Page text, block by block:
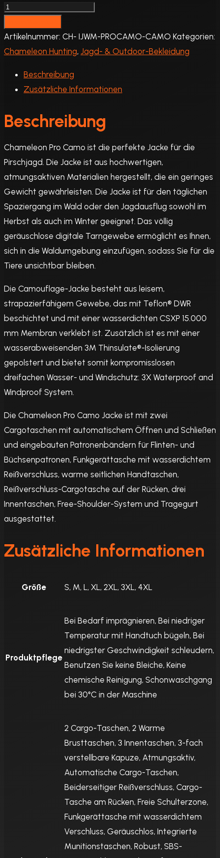
Chameleon
CAMO
Wasserdichte
Menge
Artikelnummer: CH- IJWM-PROCAMO-CAMO Kategorien:
Chameleon Hunting, Jagd- & Outdoor-Bekleidung
Beschreibung
Zusätzliche Informationen
Beschreibung
Chameleon Pro Camo ist die perfekte Jacke für die
Pirschjagd. Die Jacke ist aus hochwertigen,
atmungsaktiven Materialien hergestellt, die ein geringes
Gewicht gewährleisten. Die Jacke ist für den täglichen
Spaziergang im Wald oder den Jagdausflug sowohl im
Herbst als auch im Winter geeignet. Das völlig
geräuschlose digitale Tarngewebe ermöglicht es Ihnen,
sich in die Waldumgebung einzufügen, sodass Sie für die
Tiere unsichtbar bleiben.
Die Camouflage-Jacke besteht aus leisem,
strapazierfähigem Gewebe, das mit Teflon® DWR
beschichtet und mit einer wasserdichten CSXP 15.000
mm Membran verklebt ist. Zusätzlich ist es mit einer
wasserabweisenden 3M Thinsulate®-Isolierung
gepolstert und bietet somit kompromisslosen
dreifachen Wasser- und Windschutz: 3X Waterproof and
Windproof System.
Die Chameleon Pro Camo Jacke ist mit zwei
Cargotaschen mit automatischem Öffnen und Schließen
und eingebauten Patronenbändern für Flinten- und
Büchsenpatronen, Funkgerättasche mit wasserdichtem
Reißverschluss, warme seitlichen Handtaschen,
Reißverschluss-Cargotasche auf der Rücken, drei
Innentaschen, Free-Shoulder-System und Tragegurt
ausgestattet.
Zusätzliche Informationen
Größe S, M, L, XL, 2XL, 3XL, 4XL
Produktpflege
Bei Bedarf imprägnieren, Bei niedriger
Temperatur mit Handtuch bügeln, Bei
niedrigster Geschwindigkeit schleudern,
Benutzen Sie keine Bleiche, Keine
chemische Reinigung, Schonwaschgang
bei 30°C in der Maschine
2 Cargo-Taschen, 2 Warme
Brusttaschen, 3 Innentaschen, 3-fach
verstellbare Kapuze, Atmungsaktiv,
Automatische Cargo-Taschen,
Beiderseitiger Reißverschluss, Cargo-
Tasche am Rücken, Freie Schulterzone,
Funkgerättasche mit wasserdichtem
Verschluss, Geräuschlos, Integrierte
Munitionstaschen, Robust, SBS-